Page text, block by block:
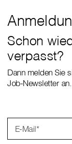
Schon
verpasst?
Dann melden Sie
Job-Newsletter an.
E-Mail*